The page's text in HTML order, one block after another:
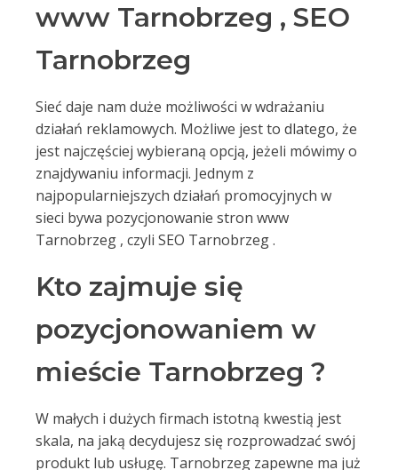
www Tarnobrzeg , SEO
Tarnobrzeg
Sieć daje nam duże możliwości w wdrażaniu
działań reklamowych. Możliwe jest to dlatego, że
jest najczęściej wybieraną opcją, jeżeli mówimy o
znajdywaniu informacji. Jednym z
najpopularniejszych działań promocyjnych w
sieci bywa pozycjonowanie stron www
Tarnobrzeg , czyli SEO Tarnobrzeg .
Kto zajmuje się
pozycjonowaniem w
mieście Tarnobrzeg ?
W małych i dużych firmach istotną kwestią jest
skala, na jaką decydujesz się rozprowadzać swój
produkt lub usługę. Tarnobrzeg zapewne ma już